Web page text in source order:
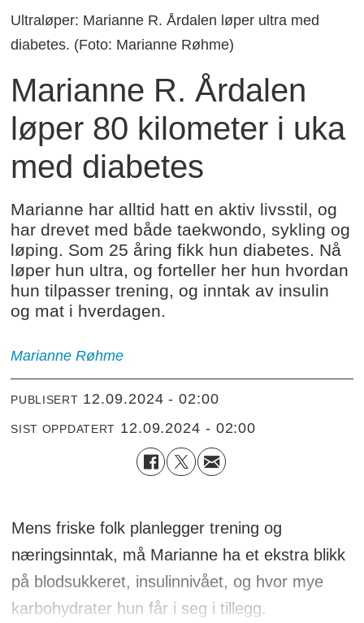
Ultraløper: Marianne R. Årdalen løper ultra med
diabetes. (Foto: Marianne Røhme)
Marianne R. Årdalen
løper 80 kilometer i uka
med diabetes
Marianne har alltid hatt en aktiv livsstil, og
har drevet med både taekwondo, sykling og
løping. Som 25 åring fikk hun diabetes. Nå
løper hun ultra, og forteller her hun hvordan
hun tilpasser trening, og inntak av insulin
og mat i hverdagen.
Marianne Røhme
PUBLISERT 12.09.2024 - 02:00
SIST OPPDATERT 12.09.2024 - 02:00
Mens friske folk planlegger trening og
næringsinntak, må Marianne ha et ekstra blikk
på blodsukkeret, insulinnivået, og hvor mye
karbohydrater hun får i seg i tillegg.